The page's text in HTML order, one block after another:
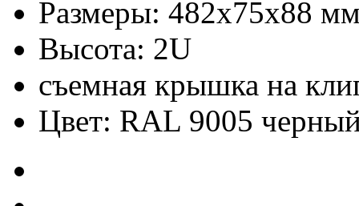
Размеры: 482x75x88
Высота: 2U
съемная крышка на
Цвет: RAL 9005